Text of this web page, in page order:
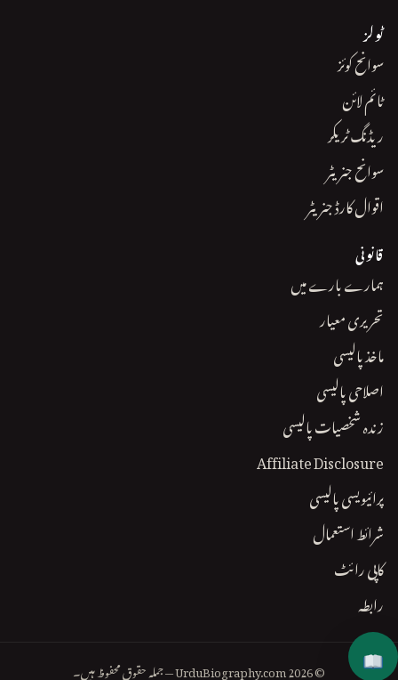
ٹولز
سوانح کوئز
ٹائم لائن
ریڈنگ ٹریکر
سوانح جنریٹر
اقوال کارڈ جنریٹر
قانونی
ہمارے بارے میں
تحریری معیار
ماخذ پالیسی
اصلاحی پالیسی
زندہ شخصیات پالیسی
Affiliate Disclosure
پرائیویسی پالیسی
شرائط استعمال
کاپی رائٹ
رابطہ
© 2026 UrduBiography.com — جملہ حقوق محفوظ ہیں۔